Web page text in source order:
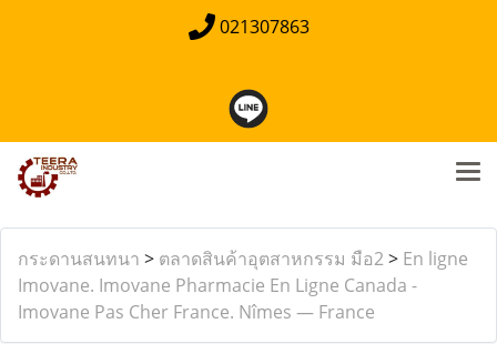
021307863
กระดานสนทนา > ตลาดสินค้าอุตสาหกรรม มือ2> En ligne
Imovane. Imovane Pharmacie En Ligne Canada -
Imovane Pas Cher France. Nîmes — France